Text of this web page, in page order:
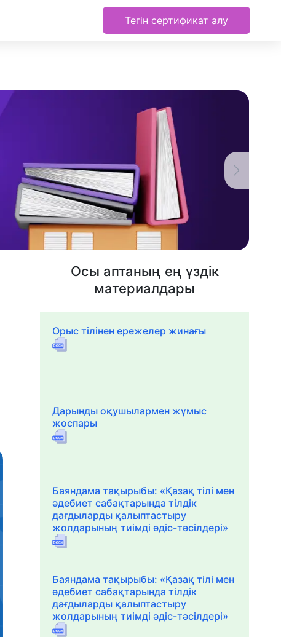
Тегін сертификат алу
Осы аптаның ең үздік
материалдары
Орыс тілінен ережелер жинағы
Дарынды оқушылармен жұмыс
жоспары
Баяндама тақырыбы: «Қазақ тілі мен
әдебиет сабақтарында тілдік
дағдыларды қалыптастыру
жолдарының тиімді әдіс-тәсілдері»
Баяндама тақырыбы: «Қазақ тілі мен
әдебиет сабақтарында тілдік
дағдыларды қалыптастыру
жолдарының тиімді әдіс-тәсілдері»